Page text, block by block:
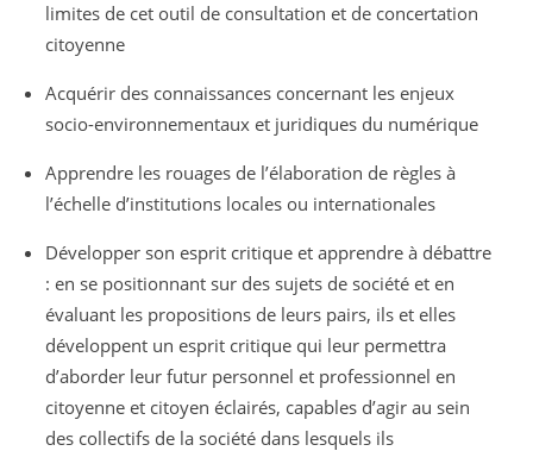
limites de cet outil de consultation et de concertation
citoyenne
Acquérir des connaissances concernant les enjeux
socio-environnementaux et juridiques du numérique
Apprendre les rouages de l’élaboration de règles à
l’échelle d’institutions locales ou internationales
Développer son esprit critique et apprendre à débattre
: en se positionnant sur des sujets de société et en
évaluant les propositions de leurs pairs, ils et elles
développent un esprit critique qui leur permettra
d’aborder leur futur personnel et professionnel en
citoyenne et citoyen éclairés, capables d’agir au sein
des collectifs de la société dans lesquels ils